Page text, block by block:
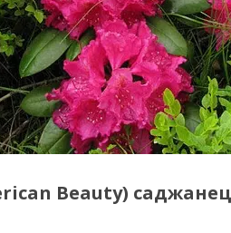
Beauty)